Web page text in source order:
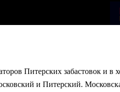
Питерских забастовок и в
и Питерский.